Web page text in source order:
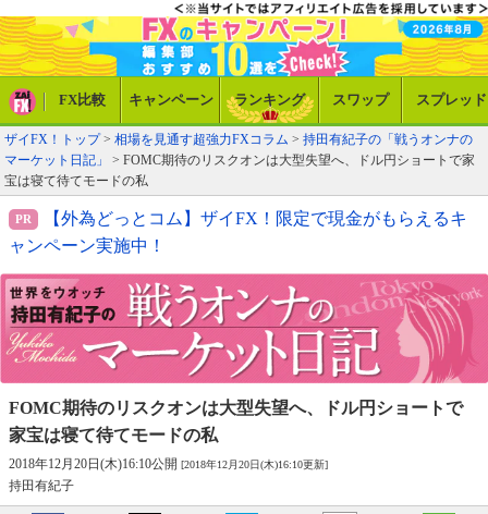
FX比較 キャンペーン ランキング スワップ スプレッド
ザイFX！トップ> 相場を見通す超強力FXコラム > 持田有紀子の「戦うオンナの
マーケット日記」
> FOMC期待のリスクオンは大型失望へ、ドル円ショートで家
宝は寝て待てモードの私
【外為どっとコム】ザイFX！限定で現金がもらえるキ
ャンペーン実施中！
FOMC期待のリスクオンは大型失望へ、
ドル円ショートで
家宝は寝て待てモードの私
2018年12月20日(木)16:10公開 [2018年12月20日(木)16:10更新]
持田有紀子